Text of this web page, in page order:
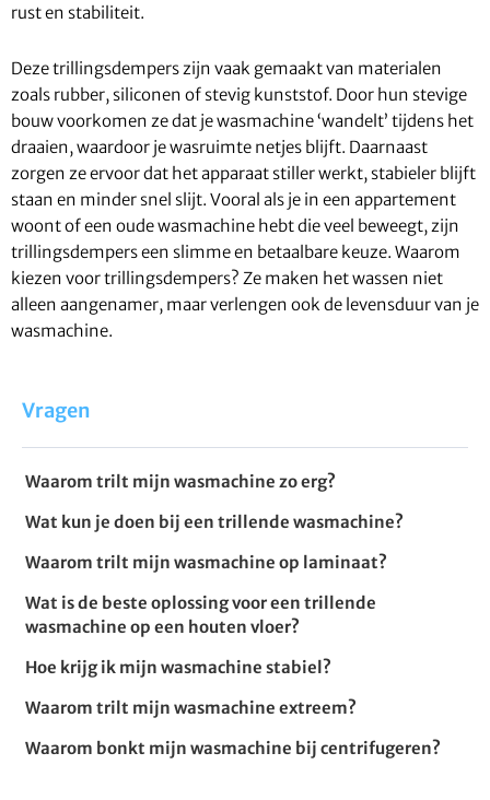
rust en stabiliteit.
Deze trillingsdempers zijn vaak gemaakt van materialen
zoals rubber, siliconen of stevig kunststof. Door hun stevige
bouw voorkomen ze dat je wasmachine ‘wandelt’ tijdens het
draaien, waardoor je wasruimte netjes blijft. Daarnaast
zorgen ze ervoor dat het apparaat stiller werkt, stabieler blijft
staan en minder snel slijt. Vooral als je in een appartement
woont of een oude wasmachine hebt die veel beweegt, zijn
trillingsdempers een slimme en betaalbare keuze. Waarom
kiezen voor trillingsdempers? Ze maken het wassen niet
alleen aangenamer, maar verlengen ook de levensduur van je
wasmachine.
Vragen
Waarom trilt mijn wasmachine zo erg?
Wat kun je doen bij een trillende wasmachine?
Waarom trilt mijn wasmachine op laminaat?
Wat is de beste oplossing voor een trillende
wasmachine op een houten vloer?
Hoe krijg ik mijn wasmachine stabiel?
Waarom trilt mijn wasmachine extreem?
Waarom bonkt mijn wasmachine bij centrifugeren?